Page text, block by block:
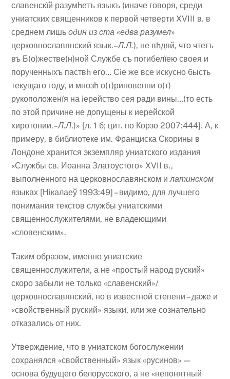
славенскїй разумhетъ языкъ (иначе говоря, среди
униатских священников к первой четверти XVIII в. в
среднем лишьодин из ста «едва разумел»
церковнославянский язык.–Л.Л.), не вhдяй, что чтетъ
въ Б(о)жестве(н)ной Службе съ погибелїею своея и
порученныхъ паствh его… Сiе же все искусно бысть
текущаго году, и мнозh о(т)риновенни о(т)
рукоположенїя на iерейство сея ради вины…(то есть
по этой причине не допущены к иерейской
хиротонии.–Л.Л.)» [л. 1 б; цит. по Корзо 2007:444]. А, к
примеру, в библиотеке им. Франциска Скорины в
Лондоне хранится экземпляр униатского издания
«Службы св. Иоанна Златоустого» XVII в.,
выполненного на церковнославянском илатинском
языках [Нікалаеў 1993:49] – видимо, для лучшего
понимания текстов службы униатскими
священнослужителями, не владеющими
«словенским».
Таким образом, именно униатские
священнослужители, а не «простый народ руский»
скоро забыли не только «славенский»/
церковнославянский, но в известной степени – даже и
«свойственный руский» языки, или же сознательно
отказались от них.
Утверждение, что в униатском богослужении
сохранялся «свойственный» язык «русинов» —
основа будущего белорусского, а не «непонятный